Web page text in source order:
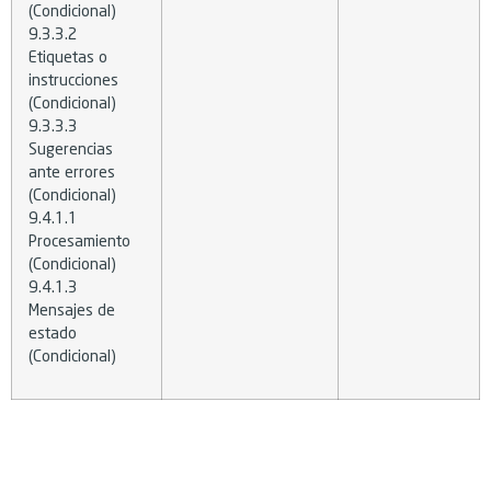
(Condicional)
9.3.3.2
Etiquetas o
instrucciones
(Condicional)
9.3.3.3
Sugerencias
ante errores
(Condicional)
9.4.1.1
Procesamiento
(Condicional)
9.4.1.3
Mensajes de
estado
(Condicional)